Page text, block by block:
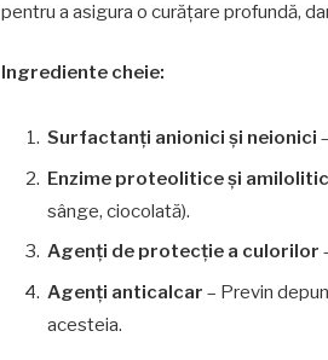
pentru a asigura o curățare profundă,
Ingrediente cheie:
Surfactanți anionici și neionici
Enzime proteolitice și
sânge, ciocolată).
Agenți de protecție a culorilor
Agenți anticalcar – Previn
acesteia.